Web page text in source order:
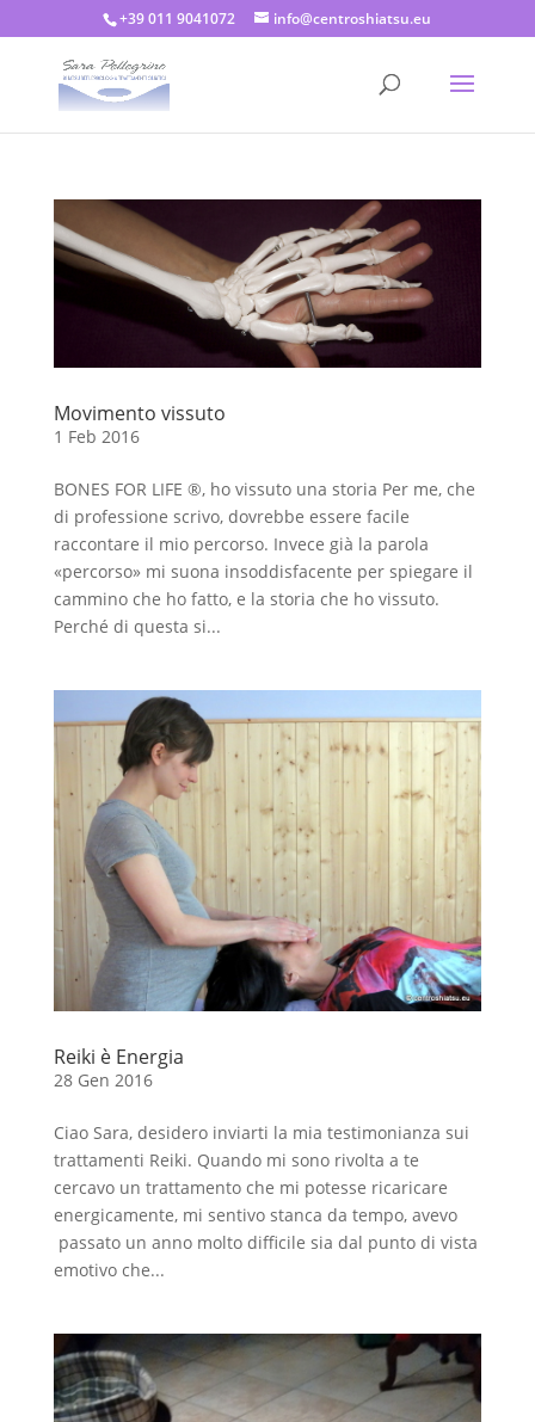
+39 011 9041072 info@centroshiatsu.eu
Movimento vissuto
1 Feb 2016
BONES FOR LIFE ®, ho vissuto una storia Per me, che
di professione scrivo, dovrebbe essere facile
raccontare il mio percorso. Invece già la parola
«percorso» mi suona insoddisfacente per spiegare il
cammino che ho fatto, e la storia che ho vissuto.
Perché di questa si...
Reiki è Energia
28 Gen 2016
Ciao Sara, desidero inviarti la mia testimonianza sui
trattamenti Reiki. Quando mi sono rivolta a te
cercavo un trattamento che mi potesse ricaricare
energicamente, mi sentivo stanca da tempo, avevo
passato un anno molto difficile sia dal punto di vista
emotivo che...